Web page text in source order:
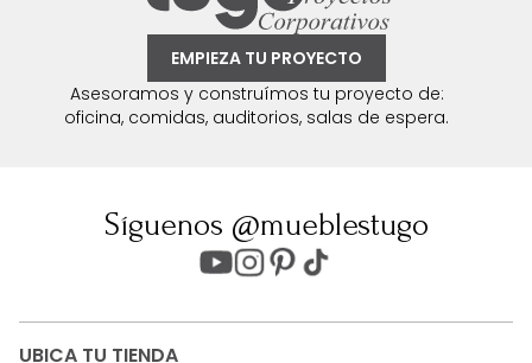
EMPIEZA TU PROYECTO
Asesoramos y construímos tu proyecto de:
oficina, comidas, auditorios, salas de espera.
Síguenos @mueblestugo
UBICA TU TIENDA